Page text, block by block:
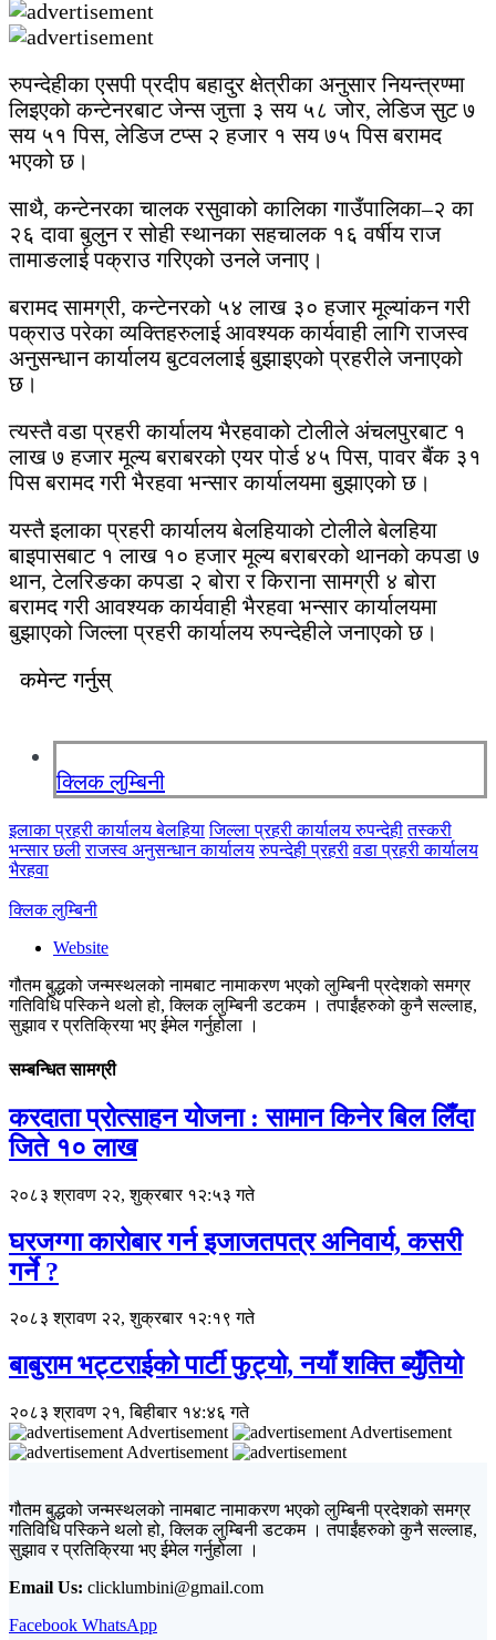
रुपन्देहीका एसपी प्रदीप बहादुर क्षेत्रीका अनुसार नियन्त्रण्मा
लिइएको कन्टेनरबाट जेन्स जुत्ता ३ सय ५८ जोर, लेडिज सुट ७
सय ५१ पिस, लेडिज टप्स २ हजार १ सय ७५ पिस बरामद
भएको छ।
साथै, कन्टेनरका चालक रसुवाको कालिका गाउँपालिका–२ का
२६ दावा बुलुन र सोही स्थानका सहचालक १६ वर्षीय राज
तामाङलाई पक्राउ गरिएको उनले जनाए।
बरामद सामग्री, कन्टेनरको ५४ लाख ३० हजार मूल्यांकन गरी
पक्राउ परेका व्यक्तिहरुलाई आवश्यक कार्यवाही लागि राजस्व
अनुसन्धान कार्यालय बुटवललाई बुझाइएको प्रहरीले जनाएको
छ।
त्यस्तै वडा प्रहरी कार्यालय भैरहवाको टोलीले अंचलपुरबाट १
लाख ७ हजार मूल्य बराबरको एयर पोर्ड ४५ पिस, पावर बैंक ३१
पिस बरामद गरी भैरहवा भन्सार कार्यालयमा बुझाएको छ।
यस्तै इलाका प्रहरी कार्यालय बेलहियाको टोलीले बेलहिया
बाइपासबाट १ लाख १० हजार मूल्य बराबरको थानको कपडा ७
थान, टेलरिङका कपडा २ बोरा र किराना सामग्री ४ बोरा
बरामद गरी आवश्यक कार्यवाही भैरहवा भन्सार कार्यालयमा
बुझाएको जिल्ला प्रहरी कार्यालय रुपन्देहीले जनाएको छ।
कमेन्ट गर्नुस्
क्लिक लुम्बिनी
इलाका प्रहरी कार्यालय बेलहिया जिल्ला प्रहरी कार्यालय रुपन्देही तस्करी
भन्सार छली राजस्व अनुसन्धान कार्यालय रुपन्देही प्रहरी वडा प्रहरी कार्यालय
भैरहवा
क्लिक लुम्बिनी
Website
गौतम बुद्धको जन्मस्थलको नामबाट नामाकरण भएको लुम्बिनी प्रदेशको समग्र
गतिविधि पस्किने थलो हो, क्लिक लुम्बिनी डटकम । तपाईंहरुको कुनै सल्लाह,
सुझाव र प्रतिक्रिया भए ईमेल गर्नुहोला ।
सम्बन्धित सामग्री
करदाता प्रोत्साहन योजना : सामान किनेर बिल लिँदा
जिते १० लाख
२०८३ श्रावण २२, शुक्रबार १२:५३ गते
घरजग्गा कारोबार गर्न इजाजतपत्र अनिवार्य, कसरी
गर्ने ?
२०८३ श्रावण २२, शुक्रबार १२:१९ गते
बाबुराम भट्टराईको पार्टी फुट्यो, नयाँ शक्ति ब्युँतियो
२०८३ श्रावण २१, बिहीबार १४:४६ गते
Advertisement
Advertisement
Advertisement
गौतम बुद्धको जन्मस्थलको नामबाट नामाकरण भएको लुम्बिनी प्रदेशको समग्र
गतिविधि पस्किने थलो हो, क्लिक लुम्बिनी डटकम । तपाईंहरुको कुनै सल्लाह,
सुझाव र प्रतिक्रिया भए ईमेल गर्नुहोला ।
Email Us: clicklumbini@gmail.com
Facebook WhatsApp